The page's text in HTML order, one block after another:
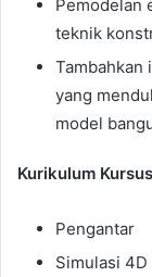
Pemodelan
teknik
Tambahkan
yang
model
Kurikulum
Pengantar
Simulasi